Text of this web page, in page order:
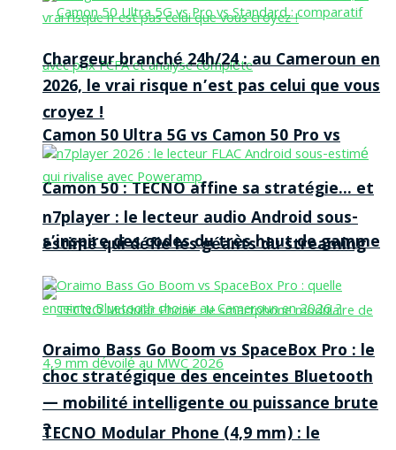
Camon 50 Ultra 5G vs Camon 50 Pro vs
Camon 50 : TECNO affine sa stratégie… et
s’inspire des codes du très haut de gamme
TECNO Modular Phone (4,9 mm) : le
Chargeur branché 24h/24 : au Cameroun en
2026, le vrai risque n’est pas celui que vous
croyez !
n7player : le lecteur audio Android sous-
estimé qui défie les géants du streaming
Oraimo Bass Go Boom vs SpaceBox Pro : le
choc stratégique des enceintes Bluetooth
— mobilité intelligente ou puissance brute
?